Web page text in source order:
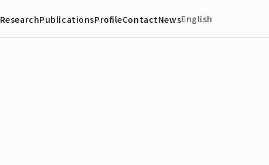
ResearchPublicationsProfileContactNewsEnglish